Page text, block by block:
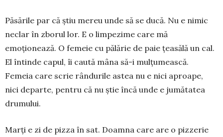
Păsările par că știu mereu unde să se ducă. Nu e nimic
neclar în zborul lor. E o limpezime care mă
emoționează. O femeie cu pălărie de paie țeasălă un cal.
El întinde capul, îi caută mâna să-i mulțu­mească.
Femeia care scrie rândurile astea nu e nici aproape,
nici departe, pentru că nu știe încă unde e jumătatea
drumului.
Marți e zi de pizza în sat. Doamna care are o pizzerie